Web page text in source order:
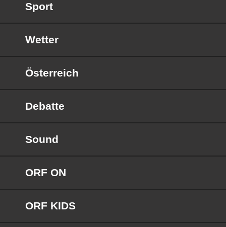
Sport
Wetter
Österreich
Debatte
Sound
ORF ON
ORF KIDS